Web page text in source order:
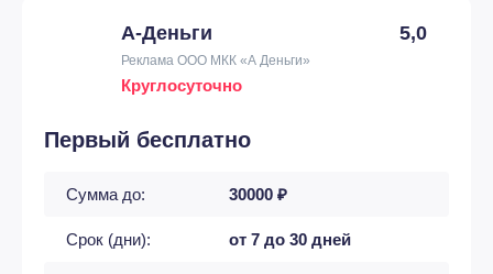
А-Деньги 5,0
Реклама ООО МКК «А Деньги»
Круглосуточно
Первый бесплатно
Сумма до: 30000 ₽
Срок (дни): от 7 до 30 дней